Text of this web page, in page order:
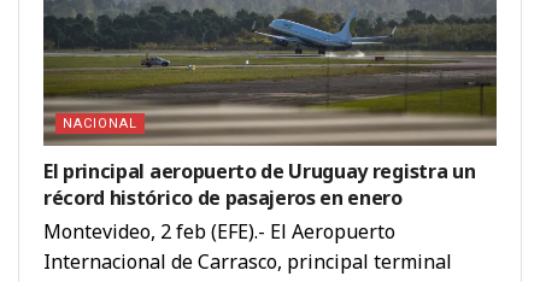
NACIONAL
El principal aeropuerto de Uruguay registra un
récord histórico de pasajeros en enero
Montevideo, 2 feb (EFE).- El Aeropuerto
Internacional de Carrasco, principal terminal